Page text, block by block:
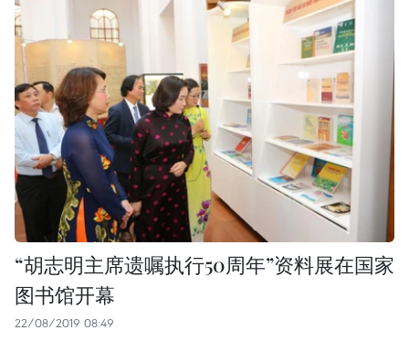
“胡志明主席遗嘱执行50周年”资料展在国家
图书馆开幕
22/08/2019 08:49